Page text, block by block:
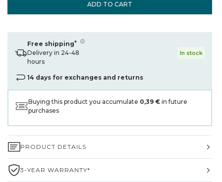
ADD TO CART
Free shipping*
Delivery in 24-48
hours
In stock
14 days for exchanges and returns
Buying this product you accumulate 0,39 € in future
purchases
PRODUCT DETAILS
3-YEAR WARRANTY*